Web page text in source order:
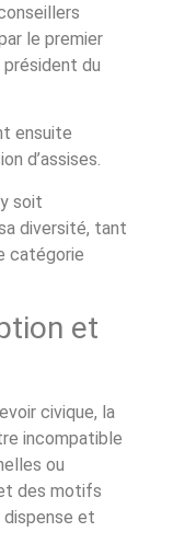
le premier
président du
ensuite
d’assises.
soit
diversité, tant
catégorie
et
civique, la
incompatible
ou
des motifs
dispense et